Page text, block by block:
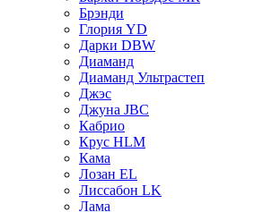
Брэнди
Глория YD
Дарки DBW
Диаманд
Диаманд Ультрастеп
Джэс
Джуна JBC
Кабрио
Крус HLM
Кама
Лозан EL
Лиссабон LK
Лама